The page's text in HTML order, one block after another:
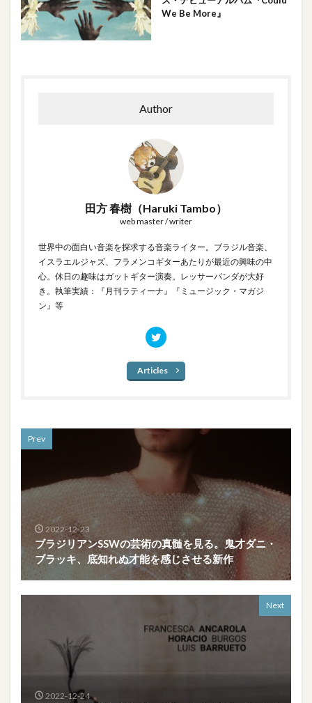
We Be More』
Author
田方 春樹（Haruki Tambo）
web master / writer
世界中の面白い音楽を探求する音楽ライター。ブラジル音楽、
イスラエルジャズ、フラメンコギターあたりが最近の興味の中
心。休日の趣味はガットギター演奏。レッサーパンダが大好
き。執筆実績：『月刊ラティーナ』『ミュージック・マガジ
ン』等
Articles
Prev
2022-12-23
ブラジリアンSSWの芸術の真髄を見る。鬼才ダニ・
ブラッキ、底知れぬ才能を感じさせる新作
Next
2022-12-24